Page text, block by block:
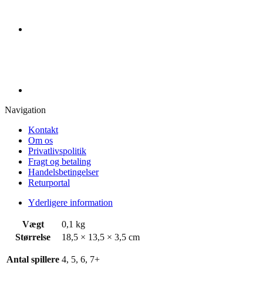
Navigation
Kontakt
Om os
Privatlivspolitik
Fragt og betaling
Handelsbetingelser
Returportal
Yderligere information
Vægt
0,1 kg
Størrelse
18,5 × 13,5 × 3,5 cm
Antal spillere 4, 5, 6, 7+